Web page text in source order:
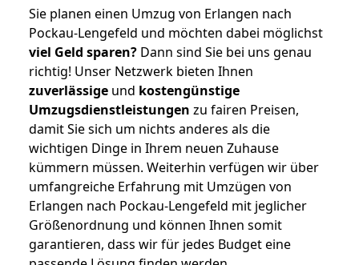
Sie planen einen Umzug von Erlangen nach
Pockau-Lengefeld und möchten dabei möglichst
viel Geld sparen? Dann sind Sie bei uns genau
richtig! Unser Netzwerk bieten Ihnen
zuverlässige und kostengünstige
Umzugsdienstleistungen zu fairen Preisen,
damit Sie sich um nichts anderes als die
wichtigen Dinge in Ihrem neuen Zuhause
kümmern müssen. Weiterhin verfügen wir über
umfangreiche Erfahrung mit Umzügen von
Erlangen nach Pockau-Lengefeld mit jeglicher
Größenordnung und können Ihnen somit
garantieren, dass wir für jedes Budget eine